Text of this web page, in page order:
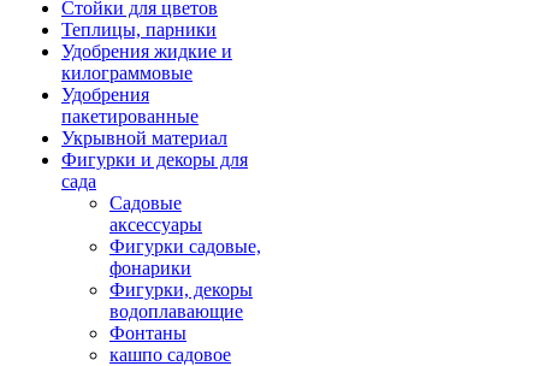
Стойки для цветов
Теплицы, парники
Удобрения жидкие и
килограммовые
Удобрения
пакетированные
Укрывной материал
Фигурки и декоры для
сада
Садовые
аксессуары
Фигурки садовые,
фонарики
Фигурки, декоры
водоплавающие
Фонтаны
кашпо садовое